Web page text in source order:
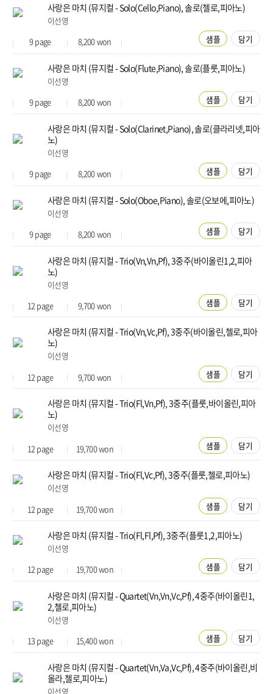
사랑은 마치 (뮤지컬 - Solo(Cello,Piano), 솔로(첼로,피아노)
이선영
9page 8,200won 샘플 담기
사랑은 마치 (뮤지컬 - Solo(Flute,Piano), 솔로(플룻,피아노)
이선영
9page 8,200won 샘플 담기
사랑은 마치 (뮤지컬 - Solo(Clarinet,Piano), 솔로(클라리넷,피아
노)
이선영
9page 8,200won 샘플 담기
사랑은 마치 (뮤지컬 - Solo(Oboe,Piano), 솔로(오보에,피아노)
이선영
9page 8,200won 샘플 담기
사랑은 마치 (뮤지컬 - Trio(Vn,Vn,Pf), 3중주(바이올린1,2,피아
노)
이선영
12 page 9,700won 샘플 담기
사랑은 마치 (뮤지컬 - Trio(Vn,Vc,Pf), 3중주(바이올린,첼로,피아
노)
이선영
12 page 9,700won 샘플 담기
사랑은 마치 (뮤지컬 - Trio(Fl,Vn,Pf), 3중주(플룻,바이올린,피아
노)
이선영
12 page 19,700won 샘플 담기
사랑은 마치 (뮤지컬 - Trio(Fl,Vc,Pf), 3중주(플룻,첼로,피아노)
이선영
12 page 19,700won 샘플 담기
사랑은 마치 (뮤지컬 - Trio(Fl,Fl,Pf), 3중주(플룻1,2,피아노)
이선영
12 page 19,700won 샘플 담기
사랑은 마치 (뮤지컬 - Quartet(Vn,Vn,Vc,Pf), 4중주(바이올린1,
2,첼로,피아노)
이선영
13 page 15,400won 샘플 담기
사랑은 마치 (뮤지컬 - Quartet(Vn,Va,Vc,Pf), 4중주(바이올린,비
올라,첼로,피아노)
이선영